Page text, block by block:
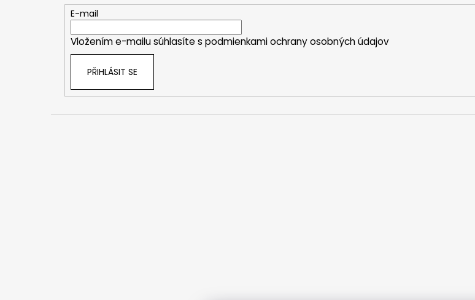
E-mail
Vložením e-mailu súhlasíte s podmienkami ochrany osobných údajov
PŘIHLÁSIT SE